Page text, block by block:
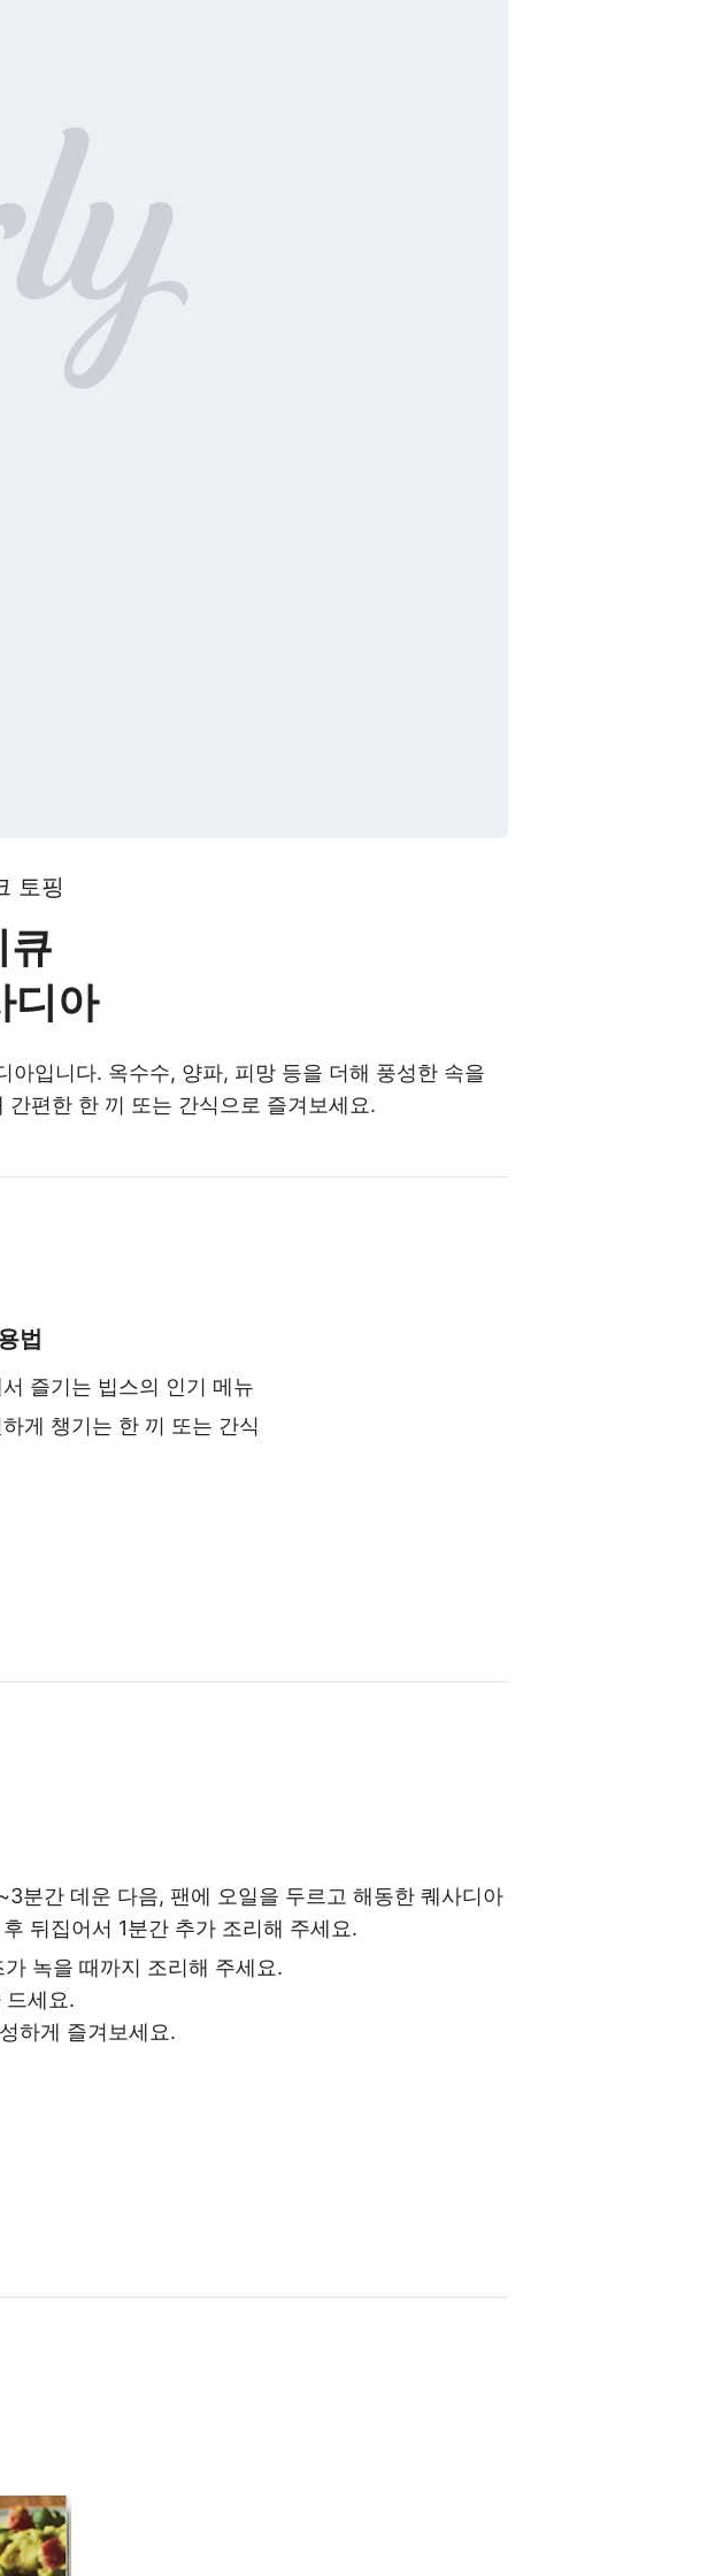
토핑
디아
입니다. 옥수수, 양파, 피망 등을 더해 풍성한 속을
편한 한 끼 또는 간식으로 즐겨보세요.
법
즐기는 빕스의 인기 메뉴
게 챙기는 한 끼 또는 간식
분간 데운 다음, 팬에 오일을 두르고 해동한 퀘사디아
뒤집어서 1분간 추가 조리해 주세요.
녹을 때까지 조리해 주세요.
드세요.
하게 즐겨보세요.